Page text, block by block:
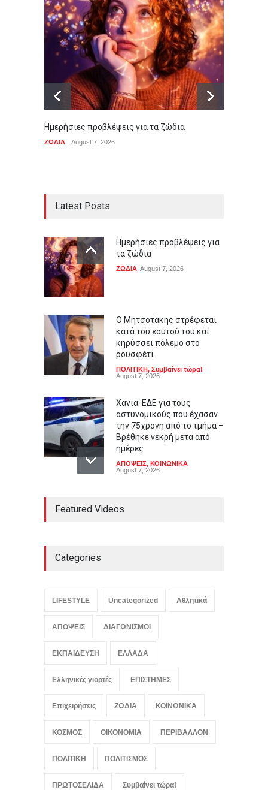
Ημερήσιες προβλέψεις για τα ζώδια
ΖΩΔΙΑ August 7, 2026
Latest Posts
Ημερήσιες προβλέψεις για
τα ζώδια
ΖΩΔΙΑ August 7, 2026
Ο Μητσοτάκης στρέφεται
κατά του εαυτού του και
κηρύσσει πόλεμο στο
ρουσφέτι
ΠΟΛΙΤΙΚΗ, Συμβαίνει τώρα!
August 7, 2026
Χανιά: ΕΔΕ για τους
αστυνομικούς που έχασαν
την 75χρονη από το τμήμα –
Βρέθηκε νεκρή μετά από
ημέρες
ΑΠΟΨΕΙΣ, ΚΟΙΝΩΝΙΚΑ
August 7, 2026
Ποια είναι η ιδανική ώρα
LIFESTYLE,ΠΟΛΙΤΙΣΜΟΣ
Featured Videos
Categories
LIFESTYLE Uncategorized Αθλητικά
ΑΠΟΨΕΙΣ ΔΙΑΓΩΝΙΣΜΟΙ
ΕΚΠΑΙΔΕΥΣΗ ΕΛΛΑΔΑ
Ελληνικές γιορτές ΕΠΙΣΤΗΜΕΣ
Επιχειρήσεις ΖΩΔΙΑ ΚΟΙΝΩΝΙΚΑ
ΚΟΣΜΟΣ ΟΙΚΟΝΟΜΙΑ ΠΕΡΙΒΑΛΛΟΝ
ΠΟΛΙΤΙΚΗ ΠΟΛΙΤΙΣΜΟΣ
ΠΡΩΤΟΣΕΛΙΔΑ Συμβαίνει τώρα!